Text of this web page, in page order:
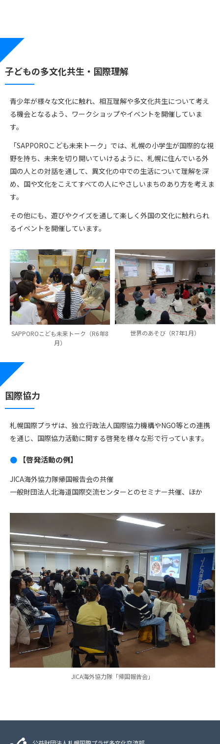
子どもの多文化共生・国際理解
青少年が様々な文化に触れ、相互理解や多文化共生について考え
る機会となるよう、ワークショップやイベントを開催していま
す。
「SAPPOROこども未来トーク」では、札幌の小学生が国際的な視
野を持ち、未来を切り開いていけるように、札幌に住んでいる外
国の人との対話を通して、異文化の中での生活について理解を深
め、国や文化をこえてすべての人にやさしいまちのあり方を考えま
す。
その他にも、遊びやクイズを通して楽しく外国の文化に触れられ
るイベントを開催しています。
SAPPOROこども未来トーク（R6年8
月）
世界のあそび（R7年1月）
国際協力
札幌国際プラザは、独立行政法人国際協力機構やNGO等との連携
を通じ、国際協力活動に関する啓発を様々な形で行っています。
【啓発活動の例】
JICA海外協力隊帰国報告会の共催
一般財団法人北海道国際交流センターとのセミナー共催、ほか
JICA海外協力隊「帰国報告会」